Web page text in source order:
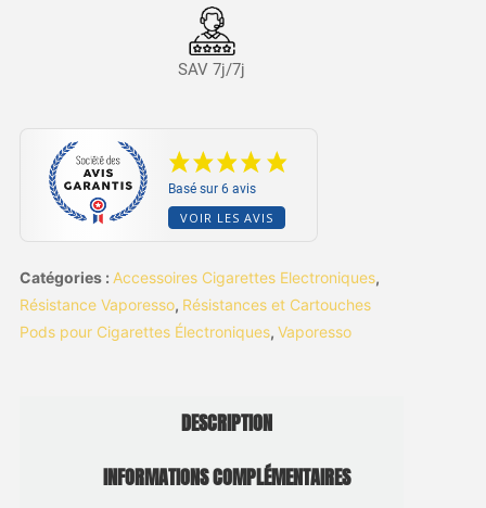
SAV 7j/7j
Basé sur 6 avis
VOIR LES AVIS
Catégories : Accessoires Cigarettes Electroniques,
Résistance Vaporesso, Résistances et Cartouches
Pods pour Cigarettes Électroniques, Vaporesso
DESCRIPTION
INFORMATIONS COMPLÉMENTAIRES